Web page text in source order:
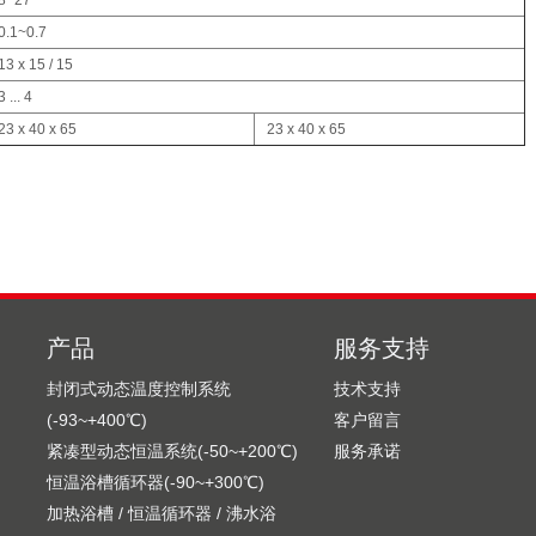
x 15 / 15
... 4
x 40 x 65
23 x 40 x 65
产品
封闭式动态温度控制系统
(-93~+400℃)
紧凑型动态恒温系统(-50~+200℃)
恒温浴槽循环器(-90~+300℃)
加热浴槽 / 恒温循环器 / 沸水浴
服务支持
技术支持
客户留言
服务承诺